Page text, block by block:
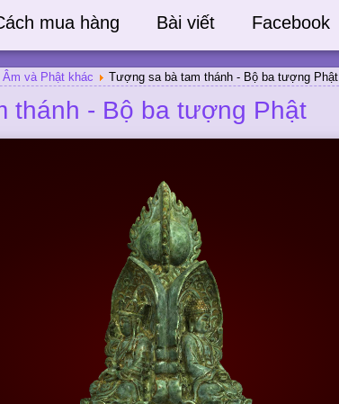
mua hàng Bài viết Facebook
và Phật khác Tượng sa bà tam thánh - Bộ ba tượng Phật
thánh - Bộ ba tượng Phật